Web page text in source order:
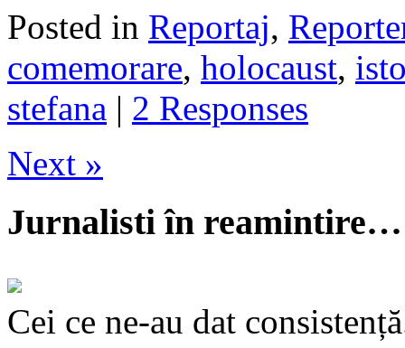
Posted in Reportaj,
comemorare, holocaust,
stefana | 2 Responses
Next »
Jurnalisti în reamintire…
Cei ce ne-au dat